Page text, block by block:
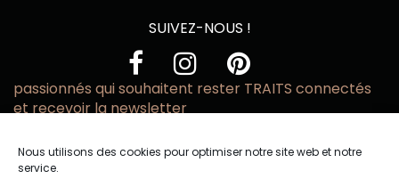
Nous utilisons des cookies pour optimiser notre site web et notre
service.
SUIVEZ-NOUS !
passionnés qui souhaitent rester TRAITS connectés
et recevoir la newsletter
email